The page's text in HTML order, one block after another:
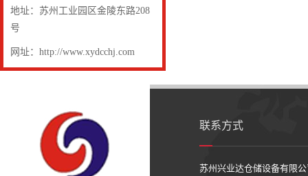
地址：苏州工业园区金陵东路208
号
网址：http://www.xydcchj.com
联系方式
苏州兴业达仓储设备有限